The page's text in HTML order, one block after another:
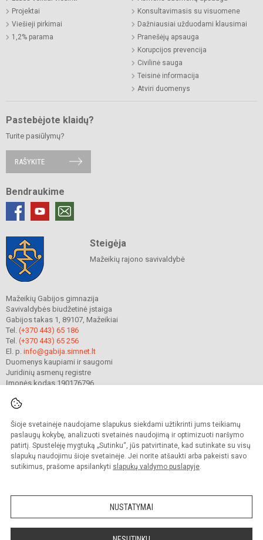
Šioje svetainėje naudojame slapukus siekdami užtikrinti jums teikiamų
paslaugų kokybę, analizuoti svetainės naudojimą ir optimizuoti naršymo
patirtį. Spustelėję mygtuką „Sutinku“, jūs patvirtinate, kad sutinkate su visų
slapukų naudojimu šioje svetainėje. Jei norite atšaukti arba pakeisti savo
sutikimus, prašome apsilankyti slapukų valdymo puslapyje.
NUSTATYMAI
Projektai
Viešieji pirkimai
1,2% parama
Konsultavimasis su visuomene
Dažniausiai užduodami klausimai
Pranešėjų apsauga
Korupcijos prevencija
Civilinė sauga
Teisinė informacija
Atviri duomenys
Pastebėjote klaidų?
Turite pasiūlymų?
RAŠYKITE
Bendraukime
Steigėja
Mažeikių rajono savivaldybė
Mažeikių Gabijos gimnazija
Savivaldybės biudžetinė įstaiga
Gabijos takas 1, 89107, Mažeikiai
Tel. (+370 443) 65 186
Tel. (+370 443) 65 256
El. p. info@gabija.simnet.lt
Duomenys kaupiami ir saugomi
Juridinių asmenų registre
Įmonės kodas 190176796
© 2023. Mažeikių Gabijos gimnazija. Visos teisės saugomos.
Kopijuoti turinį be raštiško gimnazijos sutikimo griežtai draudžiama.
Prieinamumo paraiška Slapukų valdymas
Sumanus būdas atnaujinti